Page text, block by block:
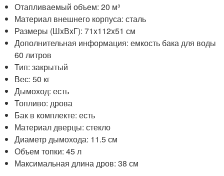
Отапливаемый объем: 20 м³
Материал внешнего корпуса: сталь
Размеры (ШxВxГ): 71x112x51 см
Дополнительная информация: емкость бака для воды
60 литров
Тип: закрытый
Вес: 50 кг
Дымоход: есть
Топливо: дрова
Бак в комплекте: есть
Материал дверцы: стекло
Диаметр дымохода: 11.5 см
Объем топки: 45 л
Максимальная длина дров: 38 см